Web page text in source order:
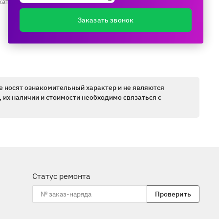
ознакомительный характер и не являются
наличии и стоимости необходимо связаться с
Статус ремонта
Проверить
Заказать звонок